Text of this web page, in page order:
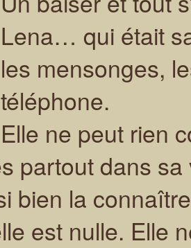
Lena… qui était
les mensonges,
téléphone.
Elle ne peut rien
partout dans
bien la
est nulle. Elle